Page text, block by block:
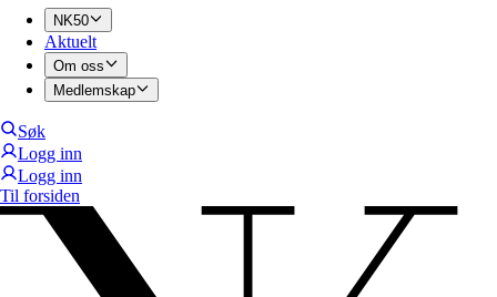
NK50
Aktuelt
Om oss
Medlemskap
Søk
Logg inn
Logg inn
Til forsiden